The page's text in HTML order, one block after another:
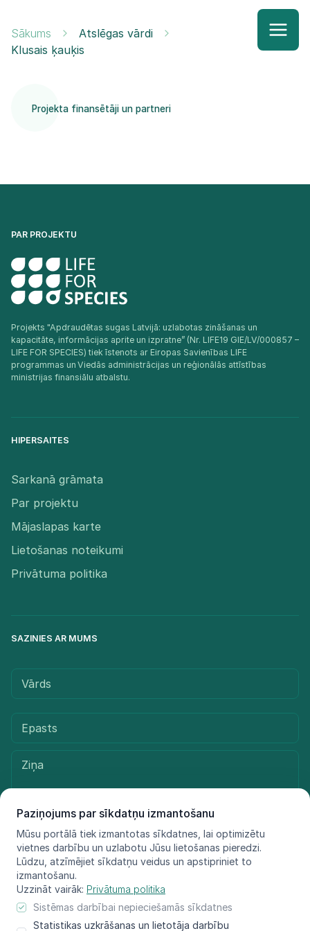
Paziņojums par sīkdatņu izmantošanu
Mūsu portālā tiek izmantotas sīkdatnes, lai optimizētu
vietnes darbību un uzlabotu Jūsu lietošanas pieredzi.
Lūdzu, atzīmējiet sīkdatņu veidus un apstipriniet to
izmantošanu.
Uzzināt vairāk: Privātuma politika
Sistēmas darbībai nepieciešamās sīkdatnes
Statistikas uzkrāšanas un lietotāja darbību
Sākums
Atslēgas vārdi
Klusais ķauķis
Projekta finansētāji un partneri
PAR PROJEKTU
Projekts "Apdraudētas sugas Latvijā: uzlabotas zināšanas un
kapacitāte, informācijas aprite un izpratne” (Nr. LIFE19 GIE/LV/000857 –
LIFE FOR SPECIES) tiek īstenots ar Eiropas Savienības LIFE
programmas un Viedās administrācijas un reģionālās attīstības
ministrijas finansiālu atbalstu.​
HIPERSAITES
Sarkanā grāmata
Par projektu
Mājaslapas karte
Lietošanas noteikumi
Privātuma politika
SAZINIES AR MUMS
Sūtīt ziņu
© LIFE FOR SPECIES, 2021 - 2025
Informācija atspoguļo tikai projekta LIFE FOR SPECIES īstenotāju